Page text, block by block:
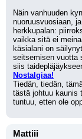
Näin vanhuuden
nuoruusvuosiaan,
herkkupalan:
vaikka sitä ei
käsialani on
seitsemisen vuotta
siis
Nostalgiaa!
Tiedän, tiedän,
tästä johtuu kaunis
tuntuu, etten ole
Mattiii